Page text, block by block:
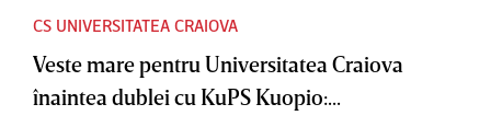
CS UNIVERSITATEA CRAIOVA
Veste mare pentru Universitatea Craiova
înaintea dublei cu KuPS Kuopio:...